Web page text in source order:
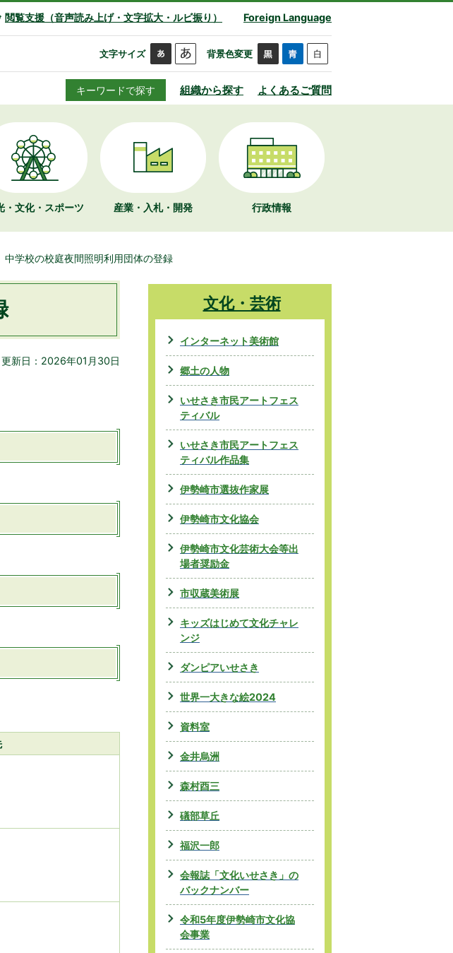
閲覧支援（音声読み上げ・文字拡大・ルビ振り） Foreign Language
文字サイズ 背景色変更
キーワードで探す 組織から探す よくあるご質問
・文化・ スポーツ 産業・入札・開発 行政情報
中学校の校庭夜間照明利用団体の登録
更新日：2026年01月30日
文化・芸術
インターネット美術館
郷土の人物
いせさき市民アートフェス
ティバル
いせさき市民アートフェス
ティバル作品集
伊勢崎市選抜作家展
伊勢崎市文化協会
伊勢崎市文化芸術大会等出
場者奨励金
市収蔵美術展
キッズはじめて文化チャレ
ンジ
ダンピアいせさき
世界一大きな絵2024
資料室
金井烏洲
森村酉三
礒部草丘
福沢一郎
会報誌「文化いせさき」の
バックナンバー
令和5年度伊勢崎市文化協
会事業